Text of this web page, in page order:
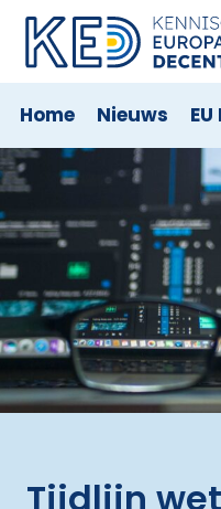
Home Nieuws
Tijdlijn